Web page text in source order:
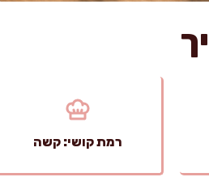
רמת קושי: קשה